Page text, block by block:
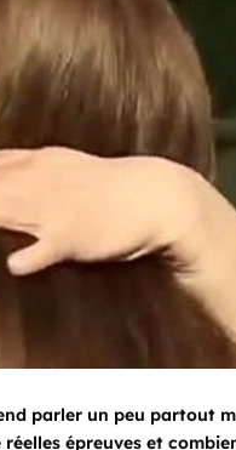
parler un peu partout
épreuves et